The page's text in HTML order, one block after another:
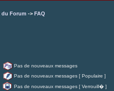
du Forum -> FAQ
Pas de nouveaux messages
Pas de nouveaux messages [ Populaire ]
Pas de nouveaux messages [ Verrouill� ]